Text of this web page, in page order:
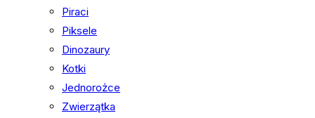
Piraci
Piksele
Dinozaury
Kotki
Jednorożce
Zwierzątka